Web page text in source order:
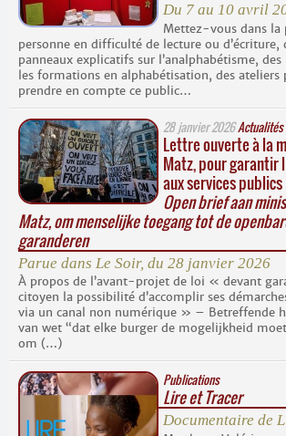
Du 7 au 10 avril
Mettez-vous dans la
personne en difficulté de lecture ou d’écriture,
panneaux explicatifs sur l’analphabétisme,
les formations en alphabétisation, des ateliers
prendre en compte ce public…
28 janvier 2026Actualités
Lettre ouverte à la
Matz, pour garantir
aux services publics
Open brief aan
Matz, om menselijke toegang tot de
garanderen
Parue dans Le Soir, du 28 janvier 2026
À propos de l’avant-projet de loi « devant
citoyen la possibilité d’accomplir ses
via un canal non numérique » – Betreffende
van wet “dat elke burger de mogelijkheid
om (…)
Publications
Lire et Tracer
Documentaire de